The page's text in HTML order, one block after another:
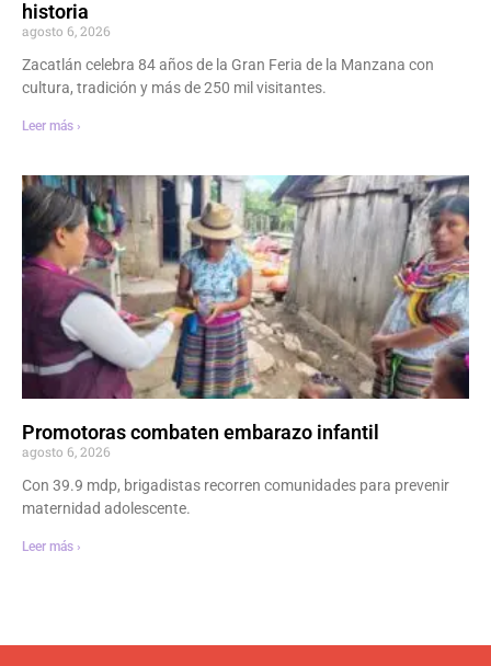
historia
agosto 6, 2026
Zacatlán celebra 84 años de la Gran Feria de la Manzana con
cultura, tradición y más de 250 mil visitantes.
Leer más ›
Promotoras combaten embarazo infantil
agosto 6, 2026
Con 39.9 mdp, brigadistas recorren comunidades para prevenir
maternidad adolescente.
Leer más ›